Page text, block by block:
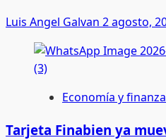
Luis Angel Galvan 2 agosto,
Economía y
Tarjeta Finabien ya